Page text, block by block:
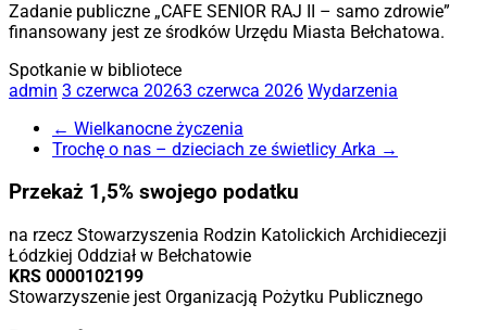
Zadanie publiczne „CAFE SENIOR RAJ II – samo zdrowie”
finansowany jest ze środków Urzędu Miasta Bełchatowa.
Spotkanie w bibliotece
admin 3 czerwca 20263 czerwca 2026 Wydarzenia
← Wielkanocne życzenia
Trochę o nas – dzieciach ze świetlicy Arka →
Przekaż 1,5% swojego podatku
na rzecz Stowarzyszenia Rodzin Katolickich Archidiecezji
Łódzkiej Oddział w Bełchatowie
KRS 0000102199
Stowarzyszenie jest Organizacją Pożytku Publicznego